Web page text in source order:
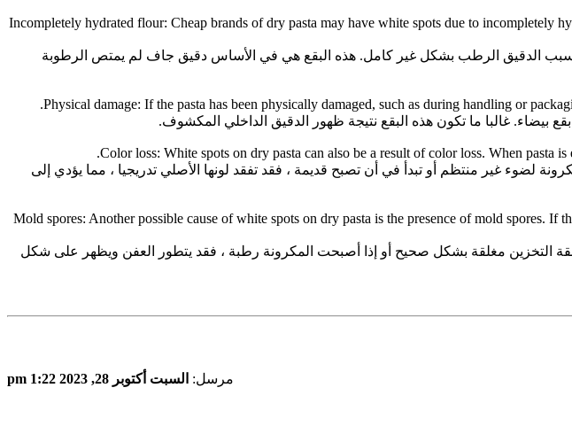
1- Incompletely hydrated flour: Cheap brands of dry pasta may have white spots due to
الدقيق الرطب بشكل غير كامل. هذه البقع هي في الأساس دقيق جاف لم يمتص الرطوبة
لضوء غير منتظم أو تبدأ في أن تصبح قديمة ، فقد تفقد لونها الأصلي تدريجيا ، مما يؤدي إلى
4- Mold spores: Another possible cause of white spots on dry pasta is the presence of mold spores.
التخزين مغلقة بشكل صحيح أو إذا أصبحت المكرونة رطبة ، فقد يتطور العفن ويظهر على شكل
مرسل: السبت أكتوبر 28, 2023 1:22 pm